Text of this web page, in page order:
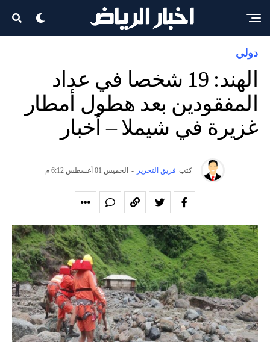
دولي
الهند: 19 شخصا في عداد
المفقودين بعد هطول أمطار
غزيرة في شيملا – أخبار
كتب فريق التحرير - الخميس 01 أغسطس 6:12 م